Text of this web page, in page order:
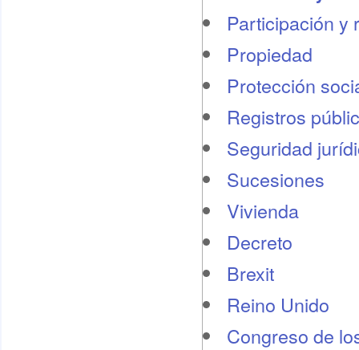
Participación y
Propiedad
Protección
Registros
Seguridad
Sucesiones
Vivienda
Decreto
Brexit
Reino Unido
Congreso de